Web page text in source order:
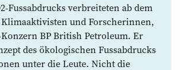
Fussabdrucks verbreiteten ab dem
und Forscherinnen,
BP British Petroleum. Er
des ökologischen Fussabdrucks
unter die Leute. Nicht die